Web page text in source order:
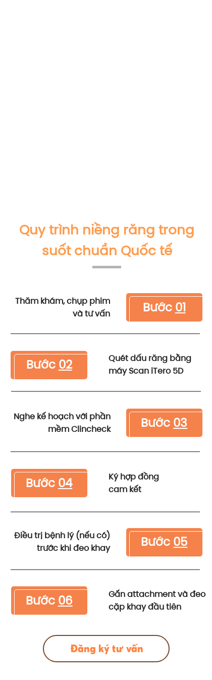
Đăng ký tư vấn
Quy trình niềng răng trong
suốt chuẩn Quốc tế
Bước 01
Bước 02
Bước 03
Bước 04
Bước 05
Thăm khám, chụp phim
và tư vấn
Quét dấu răng bằng
máy Scan iTero 5D
Nghe kế hoạch với phần
mềm Clincheck
Ký hợp đồng
cam kết
Điều trị bệnh lý (nếu có)
trước khi đeo khay
Gắn attachment và đeo
cặp khay đầu tiên
Bước 06